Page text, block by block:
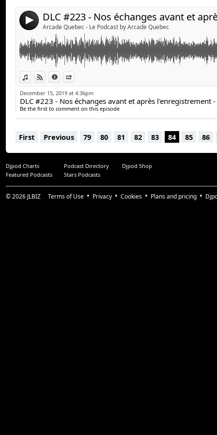
arcadequebec.com
facebook.com/arcadequebec
twitter : @arcadeqc
twitch.tv/arcadeqc
Merci!
4 Arcade Quebec - Le Podcast by Arcade Quebec
View in iTunes
View on Djpod
Information
facebook.com/arcadequebec
twitter : @arcadeqc
twitch.tv/arcadeqc
Merci!
December 15, 2019 at 4:36pm
DLC #223 - Nos échanges avant et après l'enregistrement
Be the first to comment on this episode
First Previous 79 80 81 82 83 84 85 86
Djpod Charts Podcast Directory
Djpod Shop
Featured Podcasts
Stars Podcasts
© 2026 JLBIZ Terms of Use Privacy Cookies Plans and pricing